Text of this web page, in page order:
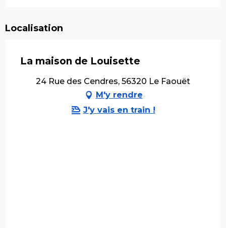
Localisation
La maison de Louisette
24 Rue des Cendres, 56320 Le Faouët
M'y rendre
J'y vais en train !